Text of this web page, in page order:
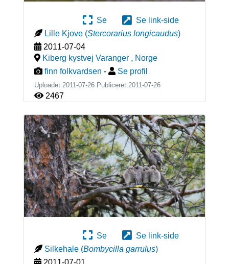
Se
Se link-side
Lille Kjove (Stercorarius longicaudus)
2011-07-04
Kiberg kystvej Varanger , Norge
finn folkvardsen - Se profil
Uploadet 2011-07-26 Publiceret 2011-07-26
2467
Se
Se link-side
Silkehale (Bombycilla garrulus)
2011-07-01